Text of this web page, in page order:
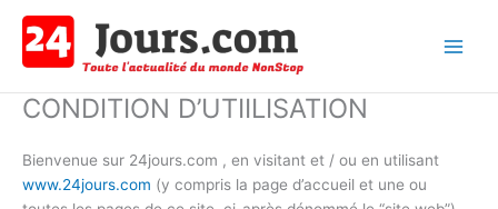
contenu
CONDITION D’UTIILISATION
Bienvenue sur 24jours.com , en visitant et / ou en utilisant
www.24jours.com (y compris la page d’accueil et une ou